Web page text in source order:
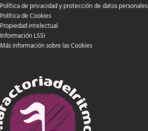
Política de privacidad y protección de datos personales
Política de Cookies
Propiedad intelectual
Información LSSI
Más información sobre las Cookies